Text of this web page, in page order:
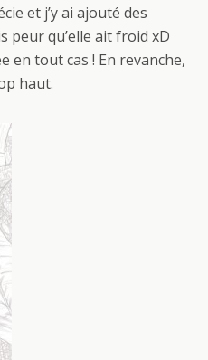
et j’y ai ajouté des
peur qu’elle ait froid xD
en tout cas ! En revanche,
haut.